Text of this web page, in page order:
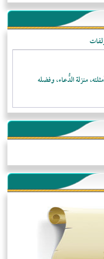
منزلة الدُّعاء، وفضله
عنهم